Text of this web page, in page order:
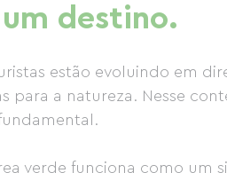
destino.
estão evoluindo em
para a natureza. Nesse
verde funciona como um